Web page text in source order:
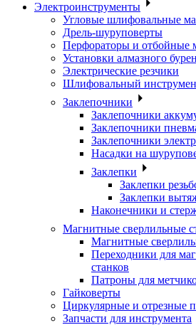
Электроинструменты
Угловые шлифовальные
Дрель-шуруповерты
Перфораторы и отбойные
Установки алмазного
Электрические резчики
Шлифовальный
Заклепочники
Заклепочники
Заклепочники
Заклепочники
Насадки на
Заклепки
Заклепки
Заклепки
Наконечники и
Магнитные сверлильные
Магнитные
Переходники для
станков
Патроны для
Гайковерты
Циркулярные и отрезные
Запчасти для инструмента